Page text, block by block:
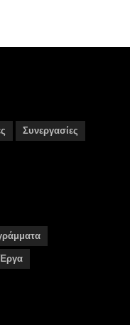
Συνεργασίες